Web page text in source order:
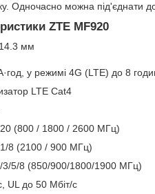
Одночасно можна під'єднати
ZTE MF920
мм
у режимі 4G (LTE) до 8
LTE Cat4
(800 / 1800 / 2600 МГц)
8 (2100 / 900 МГц)
3/5/8 (850/900/1800/1900 МГц)
UL до 50 Мбіт/с